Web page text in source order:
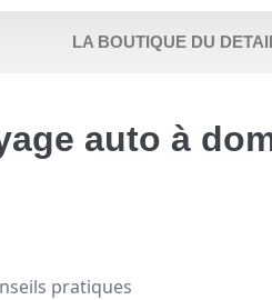
LA BOUTIQUE DU
auto à
pratiques